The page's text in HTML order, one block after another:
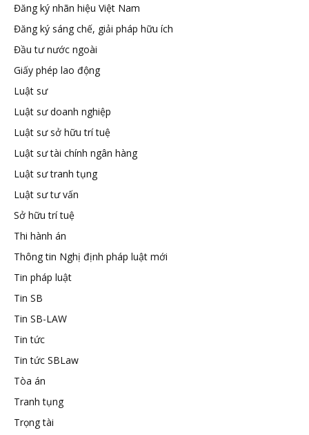
Đăng ký nhãn hiệu Việt Nam
Đăng ký sáng chế, giải pháp hữu ích
Đầu tư nước ngoài
Giấy phép lao động
Luật sư
Luật sư doanh nghiệp
Luật sư sở hữu trí tuệ
Luật sư tài chính ngân hàng
Luật sư tranh tụng
Luật sư tư vấn
Sở hữu trí tuệ
Thi hành án
Thông tin Nghị định pháp luật mới
Tin pháp luật
Tin SB
Tin SB-LAW
Tin tức
Tin tức SBLaw
Tòa án
Tranh tụng
Trọng tài